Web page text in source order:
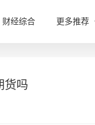
财经综合 更多推荐
货吗